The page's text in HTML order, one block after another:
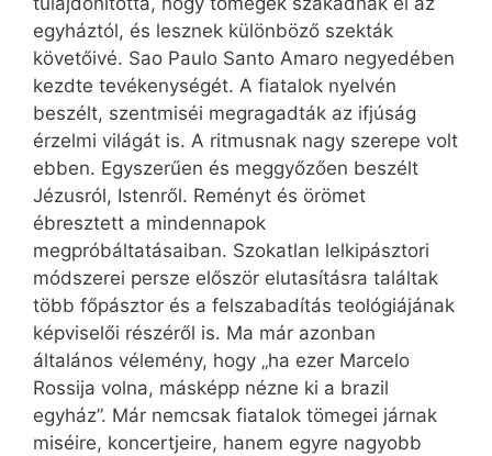
egyháztól, és lesznek különböző szekták
követőivé. Sao Paulo Santo Amaro negyedében
kezdte tevékenységét. A fiatalok nyelvén
beszélt, szentmiséi megragadták az ifjúság
érzelmi világát is. A ritmusnak nagy szerepe volt
ebben. Egyszerűen és meggyőzően beszélt
Jézusról, Istenről. Reményt és örömet
ébresztett a mindennapok
megpróbáltatásaiban. Szokatlan lelkipásztori
módszerei persze először elutasításra találtak
több főpásztor és a felszabadítás teológiájának
képviselői részéről is. Ma már azonban
általános vélemény, hogy „ha ezer Marcelo
Rossija volna, másképp nézne ki a brazil
egyház”. Már nemcsak fiatalok tömegei járnak
miséire, koncertjeire, hanem egyre nagyobb